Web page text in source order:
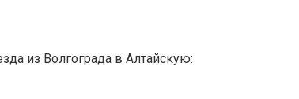
из Волгограда в Алтайскую: